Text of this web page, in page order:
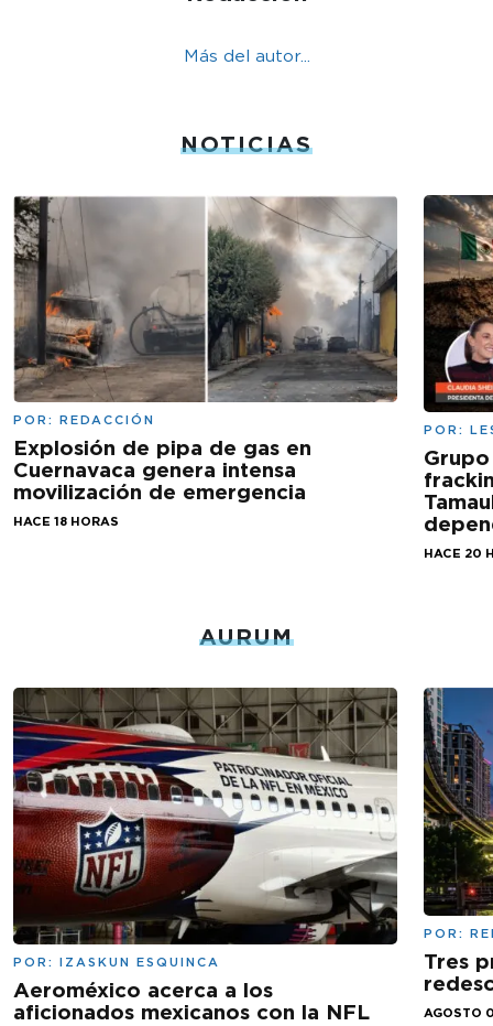
Más del autor...
NOTICIAS
POR: REDACCIÓN
Explosión de pipa de gas en
Cuernavaca genera intensa
movilización de emergencia
HACE 18 HORAS
POR:
HACE 20
AURUM
POR: IZASKUN ESQUINCA
Aeroméxico acerca a los
aficionados mexicanos con la NFL
POR:
Tres
AGOSTO